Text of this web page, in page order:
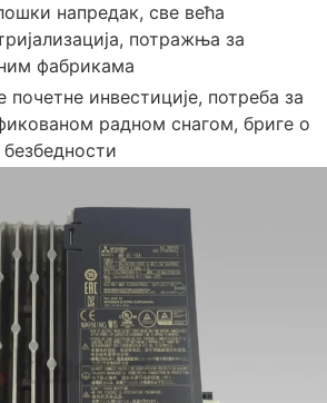
напредак, све већа
потражња за
фабрикама
почетне инвестиције, потреба за
радном снагом, бриге о
безбедности